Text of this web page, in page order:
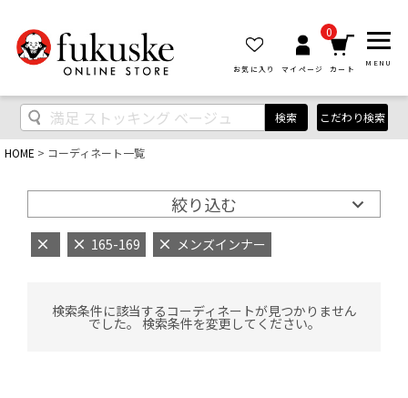
お気に入り マイページ
0
カート
MENU
検索 こだわり検索
HOME コーディネート一覧
絞り込む
165-169 メンズインナー
検索条件に該当するコーディネートが見つかりません
でした。 検索条件を変更してください。